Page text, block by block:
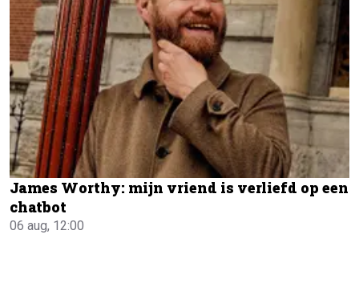
James Worthy: mijn vriend is verliefd op een
chatbot
06 aug, 12:00